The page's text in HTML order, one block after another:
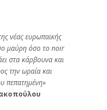
νέας ευρωπαϊκής
μαύρη όσο το noir
στα κάρβουνα και
την ωραία και
πεπατημένη»